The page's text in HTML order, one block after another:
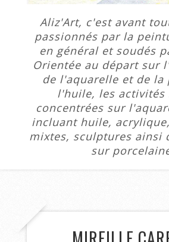
Aliz'Art, c'est avant
passionnés par la
en général et soudés
Orientée au départ sur
de l'aquarelle et de la
l'huile, les activités
concentrées sur
incluant huile,
mixtes, sculptures ainsi
sur